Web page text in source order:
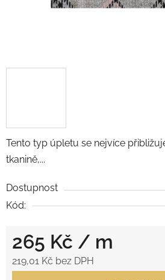
Tento typ úpletu se nejvíce
tkanině,...
Dostupnost
Kód:
265 Kč / m
219,01 Kč bez DPH